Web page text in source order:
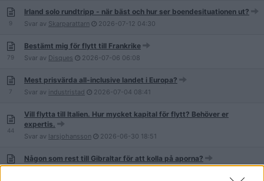
9
Irland solo rundtripp - när bäst och hur ser boendesituationen ut?
Svar av Skarparattarn 2026-07-12 04:30
79
Bestämt mig för flytt till Frankrike
Svar av Disques 2026-07-06 06:08
7
Mest prisvärda all-inclusive landet i Europa?
Svar av industristad 2026-07-04 08:41
44
Vill flytta till Italien. Hur mycket kapital för flytt? Behöver er
expertis.
Svar av larsjohansson 2026-06-30 18:51
Någon som rest till Gibraltar för att kolla på aporna?